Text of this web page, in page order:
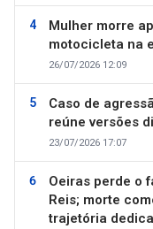
Mulher morre
motocicleta na
26/07/2026 12:09
Caso de
reúne versões
23/07/2026 17:07
Oeiras perde o
Reis; morte
trajetória